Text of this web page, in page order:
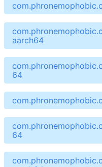
aarch64
64
64